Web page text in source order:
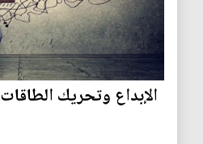
الإبداع وتحريك الطاقات